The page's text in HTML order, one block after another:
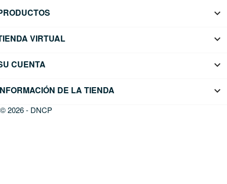

VIRTUAL 
CUENTA 
DE LA TIENDA keyboard_arrow_down
© 2026 - DNCP